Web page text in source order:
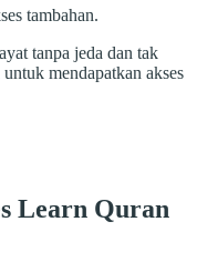
tambahan.
tanpa jeda dan tak
mendapatkan akses
Learn Quran